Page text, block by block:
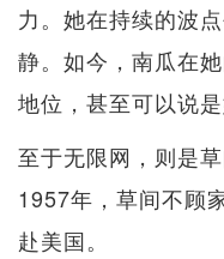
力。她在持续的波
静。如今，南瓜在
地位，甚至可以说是
至于无限网，则是
1957年，草间不顾
赴美国。